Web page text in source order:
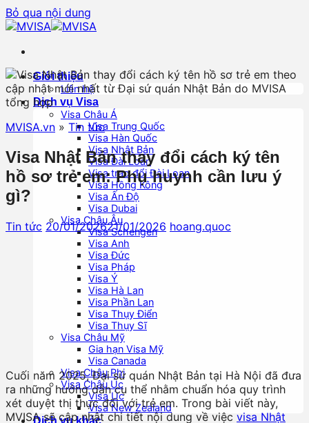
Bỏ qua nội dung
Giới thiệu
Liên hệ
Dịch vụ Visa
Visa Châu Á
Visa Trung Quốc
Visa Hàn Quốc
Visa Nhật Bản
Visa Đài Loan
Visa trao đổi Đài Loan
Visa Hồng Kông
Visa Ấn Độ
Visa Dubai
Visa Châu Âu
Visa Schengen
Visa Anh
Visa Đức
Visa Pháp
Visa Ý
Visa Hà Lan
Visa Phần Lan
Visa Thụy Điển
Visa Thụy Sĩ
Visa Châu Mỹ
Gia hạn Visa Mỹ
Visa Canada
Visa Châu Phi
Visa Châu Úc
Visa Úc
Visa New Zealand
Dịch vụ khác
MVISA.vn » Tin tức
Visa Nhật Bản thay đổi cách ký tên
hồ sơ trẻ em: Phụ huynh cần lưu ý
gì?
Tin tức 20/01/202621/01/2026 hoang.quoc
Cuối năm 2025, Đại sứ quán Nhật Bản tại Hà Nội đã đưa
ra những hướng dẫn cụ thể nhằm chuẩn hóa quy trình
xét duyệt thị thực đối với trẻ em. Trong bài viết này,
MVISA sẽ cập nhật chi tiết nội dung về việc visa Nhật